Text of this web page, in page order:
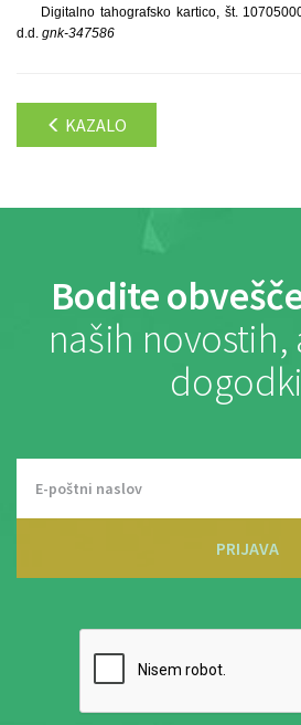
Digitalno tahografsko kartico, št.
d.d. gnk-347586
KAZALO
Bodite
naših novostih,
PRIJAVA